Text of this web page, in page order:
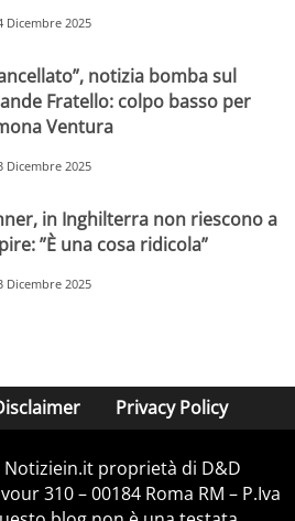
Dicembre 2025
notizia bomba sul
Fratello: colpo basso per
Ventura
Dicembre 2025
in Inghilterra non riescono a
”È una cosa ridicola”
Dicembre 2025
Privacy Policy
proprietà di D&D
310 – 00184 Roma RM – P.Iva